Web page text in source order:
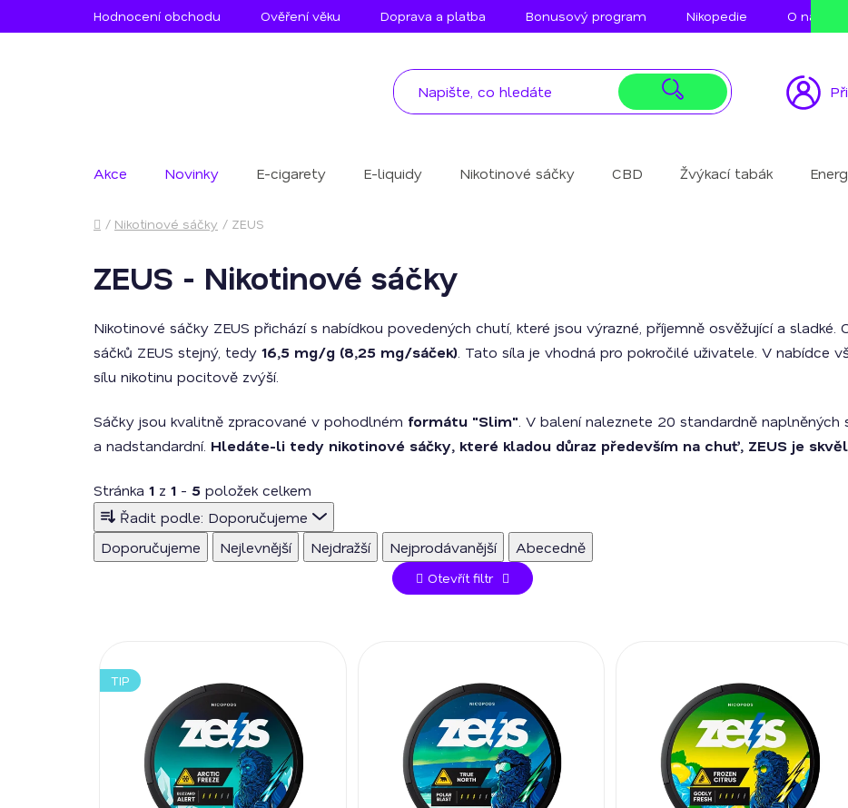
na
Hodnocení obchodu Ověření věku Doprava a platba Bonusový program Nikopedie O nás
Akce Novinky E-cigarety E-liquidy Nikotinové sáčky CBD Žvýkací tabák
Domů
/ Nikotinové sáčky / ZEUS
ZEUS - Nikotinové sáčky
Nikotinové sáčky ZEUS přichází s nabídkou povedených chutí, které jsou výrazné, příjemně osvěžující a sladké.
sáčků ZEUS stejný, tedy 16,5 mg/g (8,25 mg/sáček) . Tato síla je vhodná pro pokročilé uživatele. V nabídce
sílu nikotinu pocitově zvýší.
Sáčky jsou kvalitně zpracované v pohodlném formátu "Slim" . V balení naleznete 20 standardně
a nadstandardní. Hledáte-li tedy nikotinové sáčky, které kladou důraz především na chuť, ZEUS je
Stránka 1 z 1 - 5 položek celkem
Ř
a
z
r
o
Řadit podle: Doporučujeme
Doporučujeme
Nejlevnější Nejdražší Nejprodávanější Abecedně
Otevřít filtr
ý
p TIP